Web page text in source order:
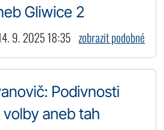
Gliwice 2
9. 2025 18:35 zobrazit podobné
Podivnosti
aneb tah